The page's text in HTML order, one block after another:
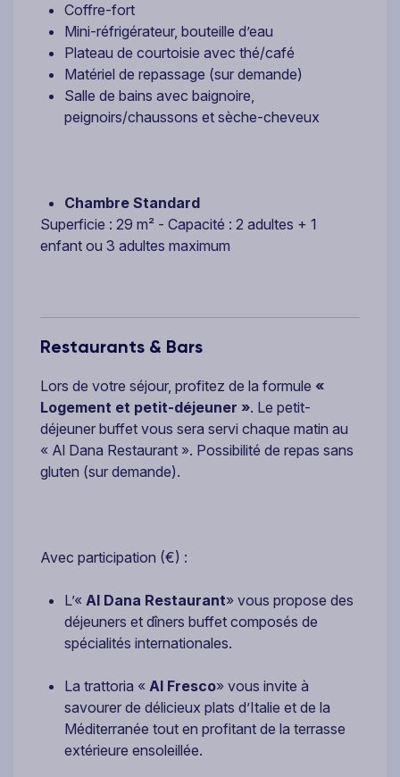
Coffre-fort
Mini-réfrigérateur, bouteille d’eau
Plateau de courtoisie avec thé/café
Matériel de repassage (sur demande)
Salle de bains avec baignoire,
peignoirs/chaussons et sèche-cheveux
Chambre Standard
Superficie : 29 m² - Capacité : 2 adultes + 1
enfant ou 3 adultes maximum
Restaurants & Bars
Lors de votre séjour, profitez de la formule «
Logement et petit-déjeuner ». Le petit-
déjeuner buffet vous sera servi chaque matin au
« Al Dana Restaurant ». Possibilité de repas sans
gluten (sur demande).
Avec participation (€) :
L’« Al Dana Restaurant» vous propose des
déjeuners et dîners buffet composés de
spécialités internationales.
La trattoria « Al Fresco» vous invite à
savourer de délicieux plats d’Italie et de la
Méditerranée tout en profitant de la terrasse
extérieure ensoleillée.